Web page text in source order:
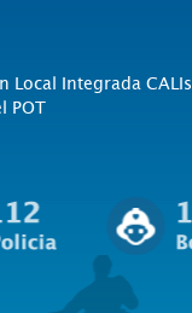
Local Integrada CALIs
POT